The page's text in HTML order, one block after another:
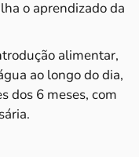
o aprendizado da
alimentar,
ao longo do dia,
dos 6 meses, com